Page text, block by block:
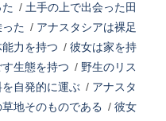
/ 土手の上で出会った田
た / アナスタシアは裸足
力を持つ / 彼女は家を持
生態を持つ / 野生のリス
自発的に運ぶ / アナスタ
地そのものである / 彼女